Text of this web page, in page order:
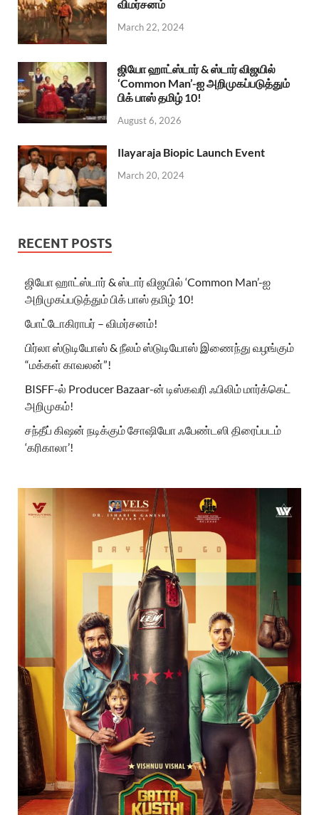
விமர்சனம்
March 22, 2024
ஜியோ ஹாட்ஸ்டார் & ஸ்டார் விஜயில்
‘Common Man’-ஐ அறிமுகப்படுத்தும்
பிக் பாஸ் தமிழ் 10!
August 6, 2026
Ilayaraja Biopic Launch Event
March 20, 2024
RECENT POSTS
ஜியோ ஹாட்ஸ்டார் & ஸ்டார் விஜயில் ‘Common Man’-ஐ
அறிமுகப்படுத்தும் பிக் பாஸ் தமிழ் 10!
போட்டோகிராபர் – விமர்சனம்!
பிர்லா ஸ்டுடியோஸ் & நீலம் ஸ்டுடியோஸ் இணைந்து வழங்கும்
“மக்கள் காவலன்”!
BISFF-ல் Producer Bazaar-ன் டிஸ்கவரி ஃபிலிம் மார்க்கெட்
அறிமுகம்!
சந்தீப் கிஷன் நடிக்கும் சோஷியோ ஃபேண்டஸி திரைப்படம்
‘கரிகாலா’!